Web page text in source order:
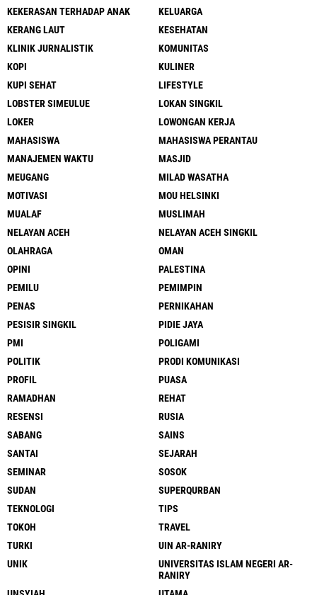
KEKERASAN TERHADAP ANAK
KELUARGA
KERANG LAUT
KESEHATAN
KLINIK JURNALISTIK
KOMUNITAS
KOPI
KULINER
KUPI SEHAT
LIFESTYLE
LOBSTER SIMEULUE
LOKAN SINGKIL
LOKER
LOWONGAN KERJA
MAHASISWA
MAHASISWA PERANTAU
MANAJEMEN WAKTU
MASJID
MEUGANG
MILAD WASATHA
MOTIVASI
MOU HELSINKI
MUALAF
MUSLIMAH
NELAYAN ACEH
NELAYAN ACEH SINGKIL
OLAHRAGA
OMAN
OPINI
PALESTINA
PEMILU
PEMIMPIN
PENAS
PERNIKAHAN
PESISIR SINGKIL
PIDIE JAYA
PMI
POLIGAMI
POLITIK
PRODI KOMUNIKASI
PROFIL
PUASA
RAMADHAN
REHAT
RESENSI
RUSIA
SABANG
SAINS
SANTAI
SEJARAH
SEMINAR
SOSOK
SUDAN
SUPERQURBAN
TEKNOLOGI
TIPS
TOKOH
TRAVEL
TURKI
UIN AR-RANIRY
UNIK
UNIVERSITAS ISLAM NEGERI AR-
RANIRY